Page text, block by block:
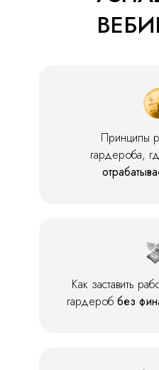
Принципы
гардероба,
Как заставить
гардероб без